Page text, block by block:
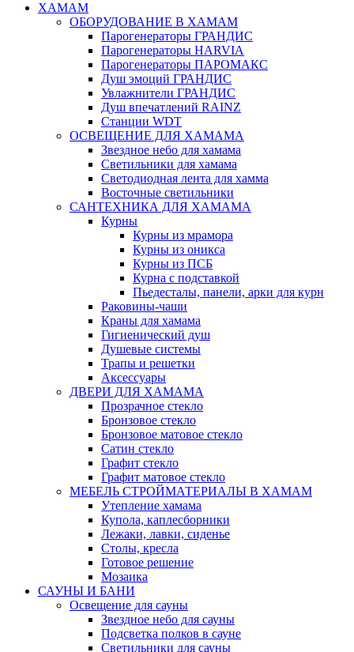
ХАМАМ
ОБОРУДОВАНИЕ В ХАМАМ
Парогенераторы ГРАНДИС
Парогенераторы HARVIA
Парогенераторы ПАРОМАКС
Душ эмоций ГРАНДИС
Увлажнители ГРАНДИС
Душ впечатлений RAINZ
Станции WDT
ОСВЕЩЕНИЕ ДЛЯ ХАМАМА
Звездное небо для хамама
Светильники для хамама
Светодиодная лента для хамма
Восточные светильники
САНТЕХНИКА ДЛЯ ХАМАМА
Курны
Курны из мрамора
Курны из оникса
Курны из ПСБ
Курна с подставкой
Пьедесталы, панели, арки для курн
Раковины-чаши
Краны для хамама
Гигиенический душ
Душевые системы
Трапы и решетки
Аксессуары
ДВЕРИ ДЛЯ ХАМАМА
Прозрачное стекло
Бронзовое стекло
Бронзовое матовое стекло
Сатин стекло
Графит стекло
Графит матовое стекло
МЕБЕЛЬ СТРОЙМАТЕРИАЛЫ В ХАМАМ
Утепление хамама
Купола, каплесборники
Лежаки, лавки, сиденье
Столы, кресла
Готовое решение
Мозаика
САУНЫ И БАНИ
Освещение для сауны
Звездное небо для сауны
Подсветка полков в сауне
Светильники для сауны